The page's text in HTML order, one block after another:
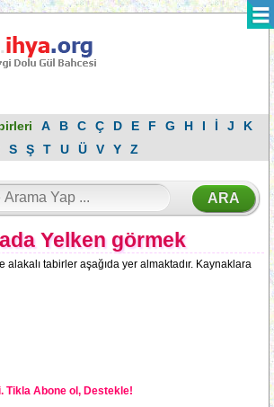
A B C Ç D E F G H I İ J
K
S Ş T U Ü V Y Z
Yelken görmek
alakalı tabirler aşağıda yer almaktadır. Kaynaklara
Tikla Abone ol, Destekle!